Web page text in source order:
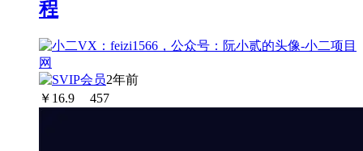
程
2年前
￥ 16.9 457